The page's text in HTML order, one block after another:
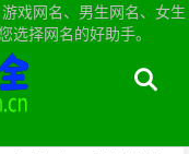
戏网名、男生网名、女生
选择网名的好助手。